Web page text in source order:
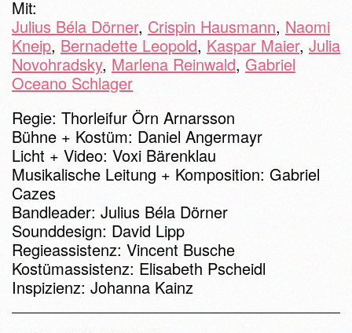
Mit:
Julius Béla Dörner, Crispin Hausmann, Naomi
Kneip, Bernadette Leopold, Kaspar Maier, Julia
Novohradsky, Marlena Reinwald, Gabriel
Oceano Schlager
Regie: Thorleifur Örn Arnarsson
Bühne + Kostüm: Daniel Angermayr
Licht + Video: Voxi Bärenklau
Musikalische Leitung + Komposition: Gabriel
Cazes
Bandleader: Julius Béla Dörner
Sounddesign: David Lipp
Regieassistenz: Vincent Busche
Kostümassistenz: Elisabeth Pscheidl
Inspizienz: Johanna Kainz